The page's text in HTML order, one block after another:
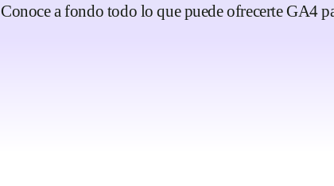
Conoce a fondo todo lo que puede ofrecerte GA4